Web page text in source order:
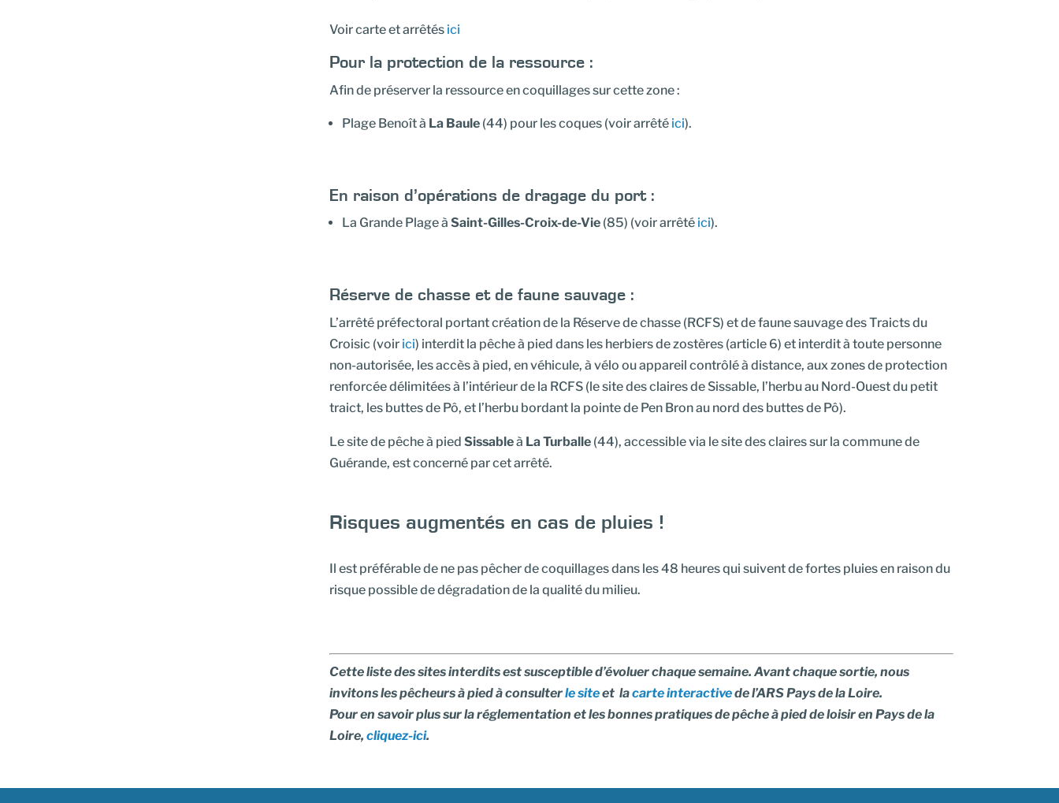
Voir carte et arrêtés ici
Pour la protection de la ressource :
Afin de préserver la ressource en coquillages sur cette zone :
Plage Benoît à La Baule(44) pour les coques (voir arrêté ici).
En raison d’opérations de dragage du port :
La Grande Plage à Saint-Gilles-Croix-de-Vie(85) (voir arrêté ici).
Réserve de chasse et de faune sauvage :
L’arrêté préfectoral portant création de la Réserve de chasse (RCFS) et de faune sauvage des Traicts du
Croisic (voir ici) interdit la pêche à pied dans les herbiers de zostères (article 6) et interdit à toute personne
non-autorisée, les accès à pied, en véhicule, à vélo ou appareil contrôlé à distance, aux zones de protection
renforcée délimitées à l’intérieur de la RCFS (le site des claires de Sissable, l’herbu au Nord-Ouest du petit
traict, les buttes de Pô, et l’herbu bordant la pointe de Pen Bron au nord des buttes de Pô).
Le site de pêche à pied Sissableà La Turballe(44), accessible via le site des claires sur la commune de
Guérande, est concerné par cet arrêté.
Risques augmentés en cas de pluies !
Il est préférable de ne pas pêcher de coquillages dans les 48 heures qui suivent de fortes pluies en raison du
risque possible de dégradation de la qualité du milieu.
Cette liste des sites interdits est susceptible d’évoluer chaque semaine. Avant chaque sortie, nous
invitons les pêcheurs à pied à consulterle siteet lacarte interactivede l’ARS Pays de la Loire.
Pour en savoir plus sur la réglementation et les bonnes pratiques de pêche à pied de loisir en Pays de la
Loire, cliquez-ici.